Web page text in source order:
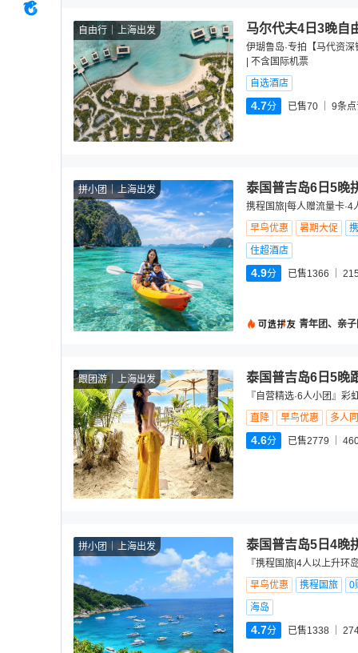
自由行 上海出发 马尔代夫4日3晚自
伊瑚鲁岛·专拍【马代资
| 不含国际机票
自选酒店
4.7分 已售70 9条
拼小团 上海出发 泰国普吉岛6日5晚
携程国旅|每人赠流量卡
早鸟优惠
暑期大促
住超酒店
4.9分 已售1366
青年团、亲
跟团游 上海出发 泰国普吉岛6日5晚
『自营精选·6人小团』
直降
早鸟优惠 多人
4.6分 已售2779
拼小团 上海出发 泰国普吉岛5日4晚
『携程国旅|4人以上升环
早鸟优惠
携程国旅
0
海岛
4.7分 已售1338